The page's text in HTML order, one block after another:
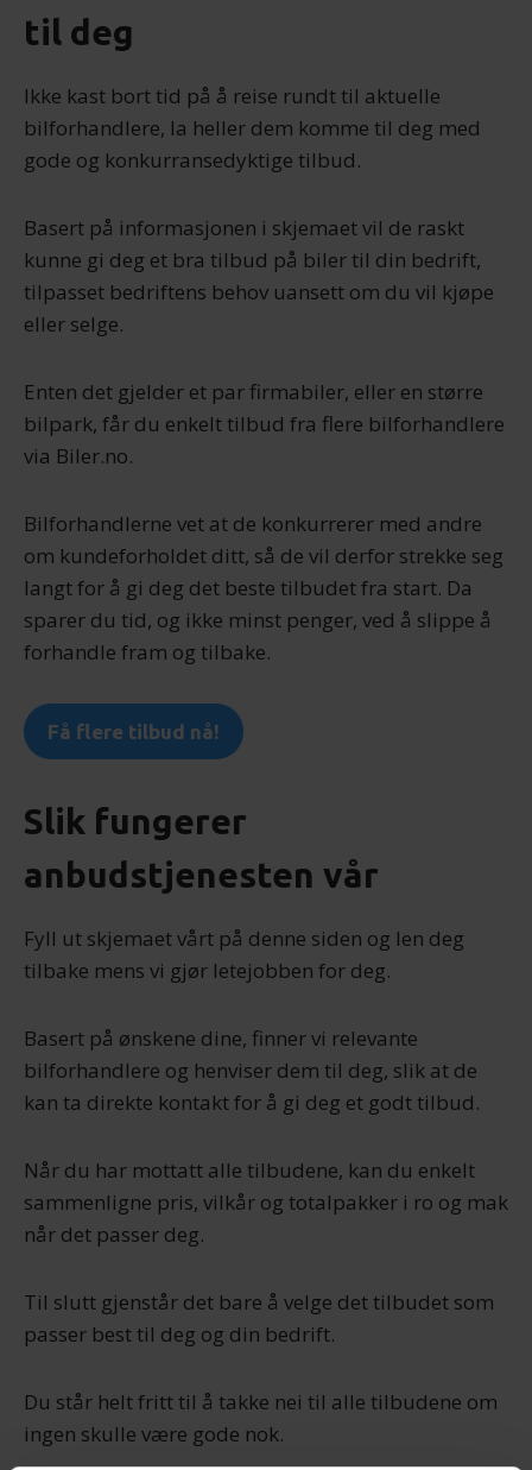
til deg
Ikke kast bort tid på å reise rundt til aktuelle
bilforhandlere, la heller dem komme til deg med
gode og konkurransedyktige tilbud.
Basert på informasjonen i skjemaet vil de raskt
kunne gi deg et bra tilbud på biler til din bedrift,
tilpasset bedriftens behov uansett om du vil kjøpe
eller selge.
Enten det gjelder et par firmabiler, eller en større
bilpark, får du enkelt tilbud fra flere bilforhandlere
via Biler.no.
Bilforhandlerne vet at de konkurrerer med andre
om kundeforholdet ditt, så de vil derfor strekke seg
langt for å gi deg det beste tilbudet fra start. Da
sparer du tid, og ikke minst penger, ved å slippe å
forhandle fram og tilbake.
Få flere tilbud nå!
Slik fungerer
anbudstjenesten vår
Fyll ut skjemaet vårt på denne siden og len deg
tilbake mens vi gjør letejobben for deg.
Basert på ønskene dine, finner vi relevante
bilforhandlere og henviser dem til deg, slik at de
kan ta direkte kontakt for å gi deg et godt tilbud.
Når du har mottatt alle tilbudene, kan du enkelt
sammenligne pris, vilkår og totalpakker i ro og mak
når det passer deg.
Til slutt gjenstår det bare å velge det tilbudet som
passer best til deg og din bedrift.
Du står helt fritt til å takke nei til alle tilbudene om
ingen skulle være gode nok.